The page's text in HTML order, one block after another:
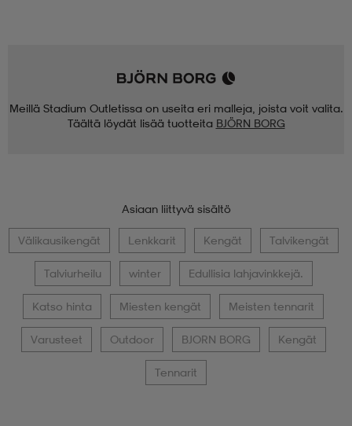
Meillä Stadium Outletissa on useita eri malleja, joista voit valita.
Täältä löydät lisää tuotteita BJÖRN BORG
Asiaan liittyvä sisältö
Välikausikengät Lenkkarit Kengät Talvikengät
Talviurheilu winter Edullisia lahjavinkkejä.
Katso hinta Miesten kengät Meisten tennarit
Varusteet Outdoor BJORN BORG Kengät
Tennarit